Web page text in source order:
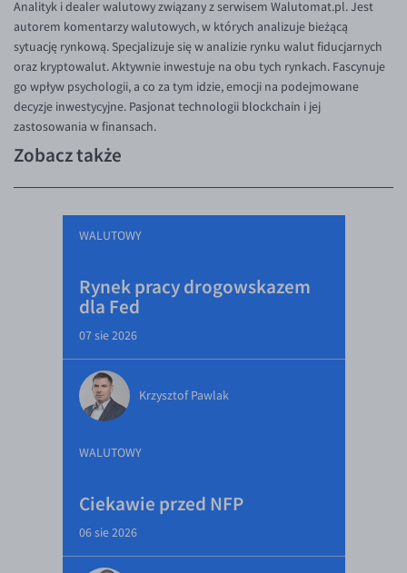
Analityk i dealer walutowy związany z serwisem Walutomat.pl. Jest
autorem komentarzy walutowych, w których analizuje bieżącą
sytuację rynkową. Specjalizuje się w analizie rynku walut fiducjarnych
oraz kryptowalut. Aktywnie inwestuje na obu tych rynkach. Fascynuje
go wpływ psychologii, a co za tym idzie, emocji na podejmowane
decyzje inwestycyjne. Pasjonat technologii blockchain i jej
zastosowania w finansach.
Zobacz także
WALUTOWY
Rynek pracy drogowskazem
dla Fed
07 sie 2026
Krzysztof Pawlak
WALUTOWY
Ciekawie przed NFP
06 sie 2026